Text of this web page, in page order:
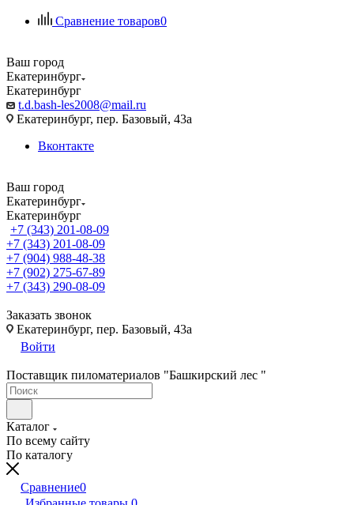
Сравнение товаров0
Ваш город
Екатеринбург
Екатеринбург
t.d.bash-les2008@mail.ru
Екатеринбург, пер. Базовый, 43а
Вконтакте
Ваш город
Екатеринбург
Екатеринбург
+7 (343) 201-08-09
+7 (343) 201-08-09
+7 (904) 988-48-38
+7 (902) 275-67-89
+7 (343) 290-08-09
Заказать звонок
Екатеринбург, пер. Базовый, 43а
Войти
Поставщик пиломатериалов "Башкирский лес "
Каталог
По всему сайту
По каталогу
Сравнение0